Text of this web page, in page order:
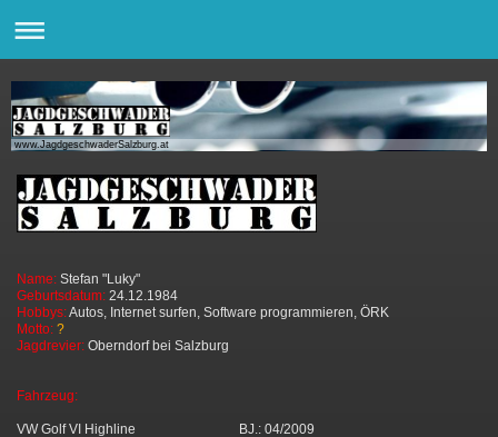
www.JagdgeschwaderSalzburg.at
Name: Stefan "Luky"
Geburtsdatum: 24.12.1984
Hobbys:Autos, Internet surfen, Software programmieren, ÖRK
Motto: ?
Jagdrevier: Oberndorf bei Salzburg
Fahrzeug:
VW Golf VI Highline BJ.: 04/2009